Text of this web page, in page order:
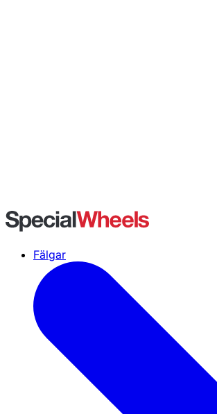
Fälgar